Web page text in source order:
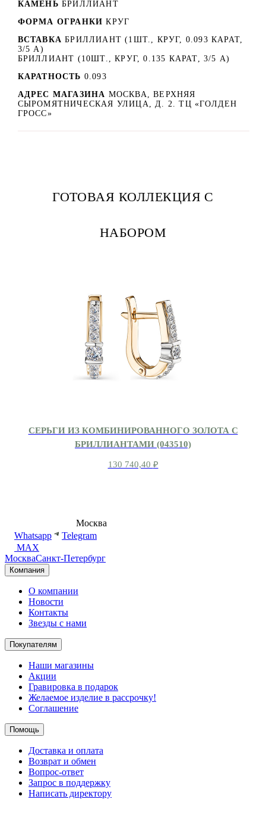
КАМЕНЬ БРИЛЛИАНТ
ФОРМА ОГРАНКИ КРУГ
ВСТАВКА БРИЛЛИАНТ (1ШТ., КРУГ, 0.093 КАРАТ,
3/5 А)
БРИЛЛИАНТ (10ШТ., КРУГ, 0.135 КАРАТ, 3/5 А)
КАРАТНОСТЬ 0.093
АДРЕС МАГАЗИНА МОСКВА, ВЕРХНЯЯ
СЫРОМЯТНИЧЕСКАЯ УЛИЦА, Д. 2. ТЦ «ГОЛДЕН
ГРОСС»
ГОТОВАЯ КОЛЛЕКЦИЯ С
НАБОРОМ
СЕРЬГИ ИЗ КОМБИНИРОВАННОГО ЗОЛОТА С
БРИЛЛИАНТАМИ (043510)
130 740,40 ₽
Москва
Whatsapp
Telegram
MAX
МоскваСанкт-Петербург
Компания
О компании
Новости
Контакты
Звезды с нами
Покупателям
Наши магазины
Акции
Гравировка в подарок
Желаемое изделие в рассрочку!
Соглашение
Помощь
Доставка и оплата
Возврат и обмен
Вопрос-ответ
Запрос в поддержку
Написать директору